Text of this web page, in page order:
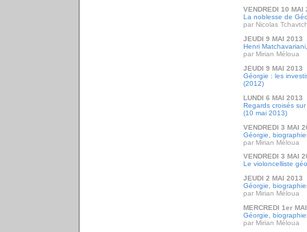
VENDREDI 10 MAI
La noblesse de
par Nicolas
JEUDI 9 MAI 2013
Henri
par Mirian Méloua
JEUDI 9 MAI 2013
Géorgie : les
(2012)
LUNDI 6 MAI 2013
Regards croisés
(10 mai 2013)
VENDREDI 3 MAI
Géorgie,
par Mirian Méloua
VENDREDI 3 MAI
Le violoncelliste
JEUDI 2 MAI 2013
Géorgie,
par Mirian Méloua
MERCREDI 1er
Géorgie,
par Mirian Méloua